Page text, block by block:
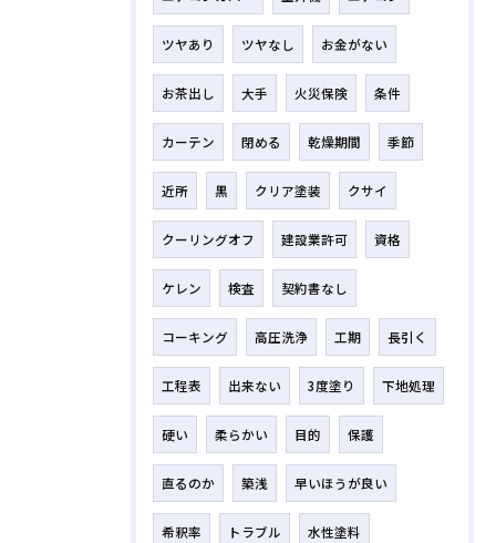
ツヤあり ツヤなし お金がない
お茶出し 大手 火災保険 条件
カーテン 閉める 乾燥期間 季節
近所 黒 クリア塗装 クサイ
クーリングオフ 建設業許可 資格
ケレン 検査 契約書なし
コーキング 高圧洗浄 工期 長引く
工程表 出来ない 3度塗り 下地処理
硬い 柔らかい 目的 保護
直るのか 築浅 早いほうが良い
希釈率 トラブル 水性塗料